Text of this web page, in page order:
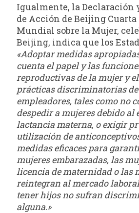
Igualmente, la Declaración
de Acción de Beijing
Mundial sobre la Mujer,
Beijing, indica que los
«Adoptar medidas
cuenta el papel y las
reproductivas de la mujer y
prácticas discriminatorias
empleadores, tales como no
despedir a mujeres debido al
lactancia materna, o exigir
utilización de
medidas eficaces para
mujeres embarazadas, las
licencia de maternidad o las
reintegran al mercado
tener hijos no sufran
alguna.»